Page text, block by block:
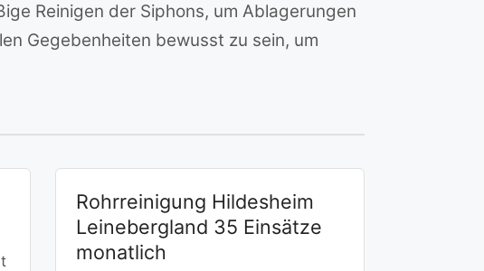
Reinigen der Siphons, um Ablagerungen
Gegebenheiten bewusst zu sein, um
Rohrreinigung Hildesheim
Leinebergland 35 Einsätze
monatlich